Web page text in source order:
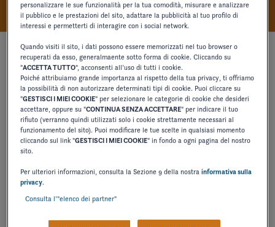
personalizzare le sue funzionalità per la tua comodità, misurare e analizzare
il pubblico e le prestazioni del sito, adattare la pubblicità al tuo profilo di
interessi e permetterti di interagire con i social network.
Quando visiti il sito, i dati possono essere memorizzati nel tuo browser o
recuperati da esso, generalmaente sotto forma di cookie. Cliccando su
"ACCETTA TUTTO", acconsenti all’uso di tutti i cookie.
Poiché attribuiamo grande importanza al rispetto della tua privacy, ti offriamo
la possibilità di non autorizzare determinati tipi di cookie. Puoi cliccare su
"GESTISCI I MIEI COOKIE" per selezionare le categorie di cookie che desideri
accettare, oppure su "CONTINUA SENZA ACCETTARE" per indicare il tuo
rifiuto (verranno quindi utilizzati solo i cookie strettamente necessari al
funzionamento del sito). Puoi modificare le tue scelte in qualsiasi momento
cliccando sul link "GESTISCI I MIEI COOKIE" in fondo a ogni pagina del nostro
sito.
Per ulteriori informazioni, consulta la Sezione 9 della nostrainformativa sulla
privacy.
Consulta l’"elenco dei partner"